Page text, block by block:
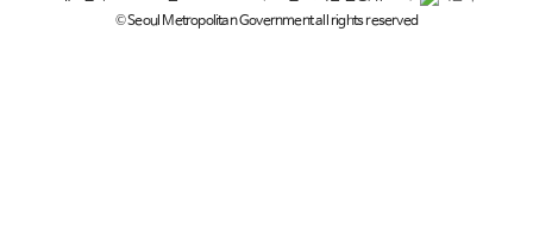
© Seoul Metropolitan Government all rights reserved